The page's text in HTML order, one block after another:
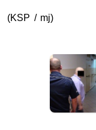
(KSP / mj)